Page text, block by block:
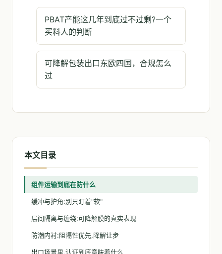
PBAT产能这几年到底过不过剩?一个
买料人的判断
可降解包装出口东欧四国，合规怎么
过
本文目录
组件运输到底在防什么
缓冲与护角:别只盯着"软"
层间隔离与缠绕:可降解膜的真实表现
防潮内衬:阻隔性优先,降解让步
出口场景里,认证到底意味着什么